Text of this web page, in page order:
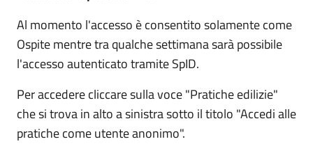
Al momento l'accesso è consentito solamente come
Ospite mentre tra qualche settimana sarà possibile
l'accesso autenticato tramite SpID.
Per accedere cliccare sulla voce "Pratiche edilizie"
che si trova in alto a sinistra sotto il titolo "Accedi alle
pratiche come utente anonimo".